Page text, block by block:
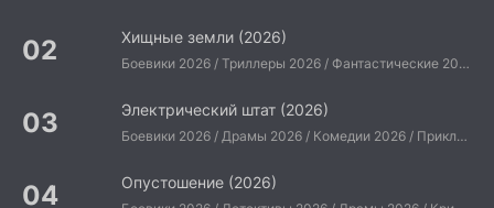
Хищные земли (2026)
Боевики 2026 / Триллеры 2026 / Фантастические 2026 / Зарубежные фильмы 2026 / Американские фильмы / Фильмы 2026
Электрический штат (2026)
Боевики 2026 / Драмы 2026 / Комедии 2026 / Приключения 2026 / Фантастические 2026 / Зарубежные фильмы 2026 / Американские фильмы / Фильмы 2026
Опустошение (2026)